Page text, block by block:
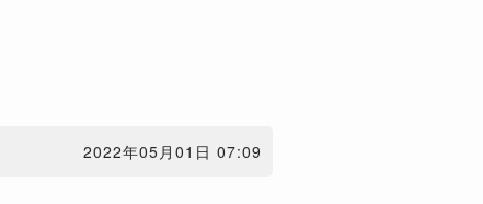
2022年05月01日 07:09